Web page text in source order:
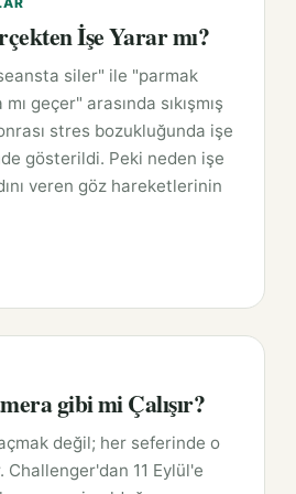
İşe Yarar mı?
siler" ile "parmak
geçer" arasında sıkışmış
stres bozukluğunda işe
gösterildi. Peki neden işe
veren göz hareketlerinin
gibi mi Çalışır?
değil; her seferinde o
Challenger'dan 11 Eylül'e